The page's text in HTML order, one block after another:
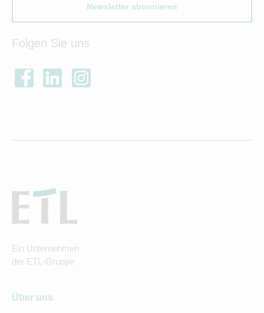
Newsletter abonnieren
Folgen Sie uns
Ein Unternehmen
der ETL-Gruppe
Über uns